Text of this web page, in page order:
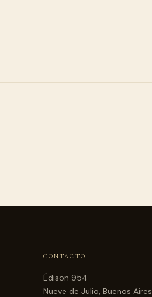
CONTACTO
Édison 954
Nueve de Julio, Buenos Aires